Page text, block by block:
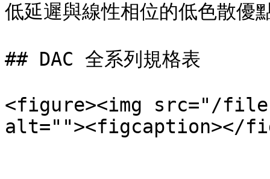
低延遲與線性相位的低色
## DAC 全系列規格表
<figure><img src="/files/